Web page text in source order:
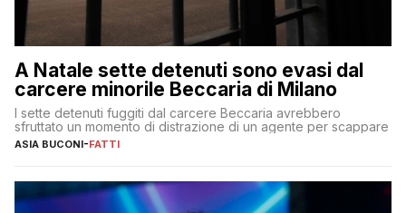
A Natale sette detenuti sono evasi dal
carcere minorile Beccaria di Milano
I sette detenuti fuggiti dal carcere Beccaria avrebbero
sfruttato un momento di distrazione di un agente per scappare
ASIA BUCONI-FATTI